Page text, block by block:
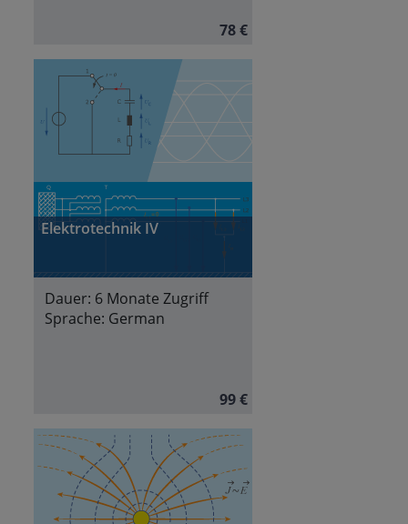
78 €
Elektrotechnik IV
Dauer: 6 Monate Zugriff
Sprache: German
99 €